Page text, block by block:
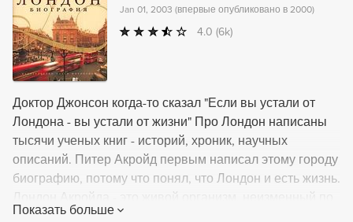
Jan 01, 2003 (впервые опубликовано в 2000)
4.0 (6k)
Доктор Джонсон когда-то сказал "Если вы устали от
Лондона - вы устали от жизни" Про Лондон написаны
тысячи ученых книг - историй, хроник, научных
описаний. Питер Акройд первым написал этому городу
биографию, потому что понял, что Лондон и есть жизнь.
сути, но вечно меняющийся в деталях, огромный, но
Показать больше